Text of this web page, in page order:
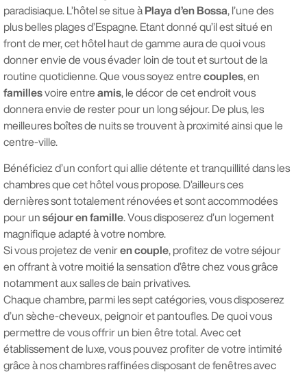
paradisiaque. L’hôtel se situe à Playa d’en Bossa , l’une des
plus belles plages d’Espagne. Etant donné qu’il est situé en
front de mer, cet hôtel haut de gamme aura de quoi vous
donner envie de vous évader loin de tout et surtout de la
routine quotidienne. Que vous soyez entre couples , en
famillesvoire entre amis , le décor de cet endroit vous
donnera envie de rester pour un long séjour. De plus, les
meilleures boîtes de nuits se trouvent à proximité ainsi que le
centre-ville.
Bénéficiez d’un confort qui allie détente et tranquillité dans les
chambres que cet hôtel vous propose. D’ailleurs ces
dernières sont totalement rénovées et sont accommodées
pour un séjour en famille. Vous disposerez d’un logement
magnifique adapté à votre nombre.
Si vous projetez de veniren couple, profitez de votre séjour
en offrant à votre moitié la sensation d’être chez vous grâce
notamment aux salles de bain privatives.
Chaque chambre, parmi les sept catégories, vous disposerez
d’un sèche-cheveux, peignoir et pantoufles. De quoi vous
permettre de vous offrir un bien être total. Avec cet
établissement de luxe, vous pouvez profiter de votre intimité
grâce à nos chambres raffinées disposant de fenêtres avec